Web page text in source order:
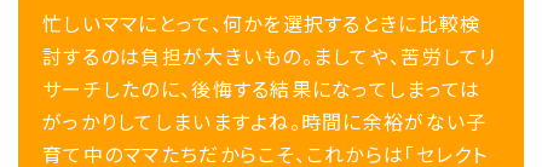
忙しいママにとって、何かを選択するときに比較検
討するのは負担が大きいもの。ましてや、苦労してリ
サーチしたのに、後悔する結果になってしまっては
がっかりしてしまいますよね。時間に余裕がない子
育て中のママたちだからこそ、これからは「セレクト